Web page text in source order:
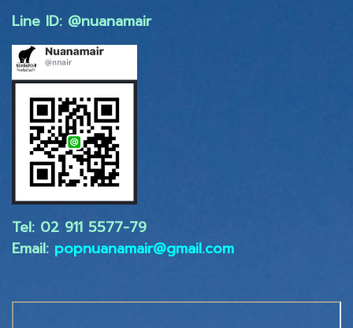
Line ID: @nuanamair
Tel: 02 ​911 5577-79
Email: popnuanamair@gmail.com